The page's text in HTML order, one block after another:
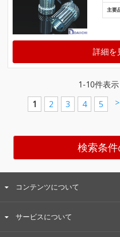
主要
詳細を
1-10件表
1
2 3 4 5 >
検索条
コンテンツについて
サービスについて